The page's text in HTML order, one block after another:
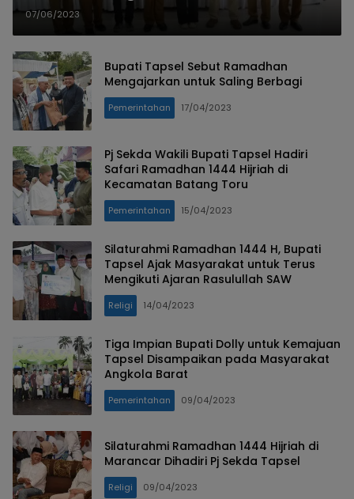
Peroleh Data yang Akurat dan
Valid
07/06/2023
Bupati Tapsel Sebut Ramadhan
Mengajarkan untuk Saling Berbagi
Pemerintahan 17/04/2023
Pj Sekda Wakili Bupati Tapsel Hadiri
Safari Ramadhan 1444 Hijriah di
Kecamatan Batang Toru
Pemerintahan 15/04/2023
Silaturahmi Ramadhan 1444 H, Bupati
Tapsel Ajak Masyarakat untuk Terus
Mengikuti Ajaran Rasulullah SAW
Religi 14/04/2023
Tiga Impian Bupati Dolly untuk Kemajuan
Tapsel Disampaikan pada Masyarakat
Angkola Barat
Pemerintahan 09/04/2023
Silaturahmi Ramadhan 1444 Hijriah di
Marancar Dihadiri Pj Sekda Tapsel
Religi 09/04/2023